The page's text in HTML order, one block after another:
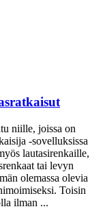
niille, joissa on
-sovelluksissa
lautasirenkaille,
tai levyn
olemassa olevia
Toisin
ilman ...